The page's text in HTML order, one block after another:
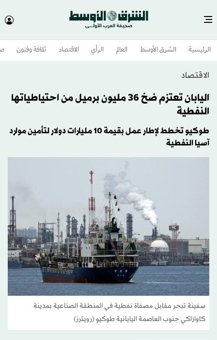
الرئيسية الشرق الأوسط​ العالم الرأي الاقتصاد ثقافة وفنون
الاقتصاد
اليابان تعتزم ضخ 36 مليون برميل من احتياطياتها
النفطية
طوكيو تخطط لإطار عمل بقيمة 10 مليارات دولار لتأمين موارد
آسيا النفطية
سفينة تبحر مقابل مصفاة نفطية في المنطقة الصناعية بمدينة
كاوازاكي جنوب العاصمة اليابانية طوكيو (رويترز)